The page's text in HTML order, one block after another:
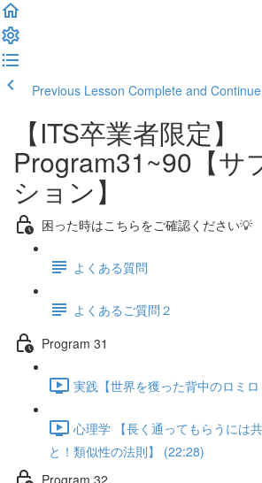
Previous Lesson Complete and Continue
【ITS卒業者限定】
Program31~90【サ
ション】
困った時はこちらをご確認ください💡
よくある質問
よくあるご質問２
Program 31
実践【世界を獲った背中のロミ
心理学 【長く通ってもらうに
と！類似性の法則】 (22:28)
Program 32